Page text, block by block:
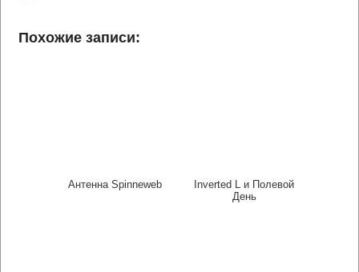
Похожие записи:
Антенна Spinneweb
Inverted L и Полевой
День